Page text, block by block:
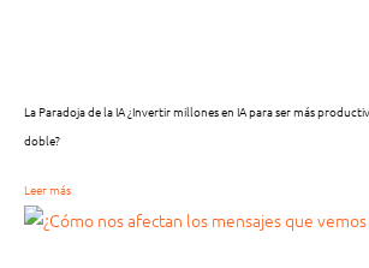
La Paradoja de la IA ¿Invertir millones en IA para ser más
doble?
Leer más